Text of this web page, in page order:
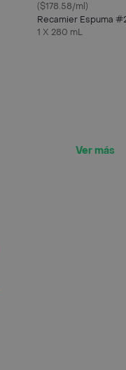
($178.58/ml)
Recamier Espuma
1 X 280 mL
Ver más